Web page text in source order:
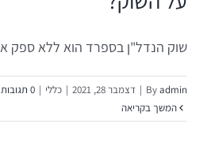
ניהול ואחזקת נכסים בספרד
שוק הנדל"ן בספרד הוא ללא ספק
Byadmin
| דצמבר 28, 2021 | כללי | 0 תגובות
המשך בקריאה